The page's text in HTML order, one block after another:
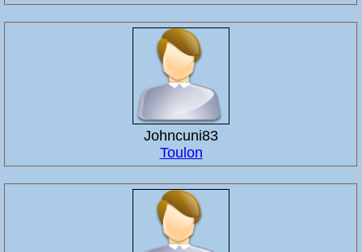
Johncuni83
Toulon